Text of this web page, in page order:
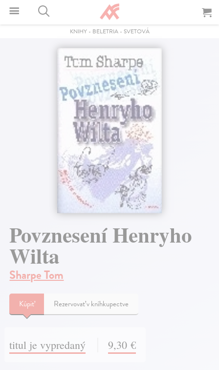
KNIHY- BELETRIA- SVETOVÁ
Povznesení Henryho
Wilta
Sharpe Tom
Kúpiť Rezervovať v kníhkupectve
titul je vypredaný 9,30 €